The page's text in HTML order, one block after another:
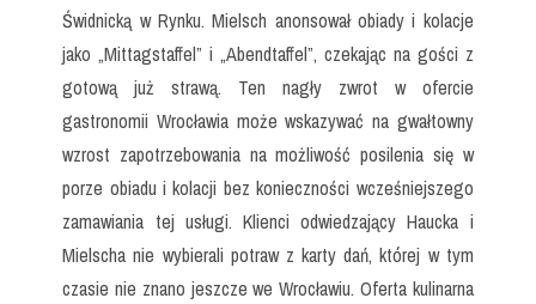
Świdnicką w Rynku. Mielsch anonsował obiady i kolacje
jako „Mittagstaffel” i „Abendtaffel”, czekając na gości z
gotową już strawą. Ten nagły zwrot w ofercie
gastronomii Wrocławia może wskazywać na gwałtowny
wzrost zapotrzebowania na możliwość posilenia się w
porze obiadu i kolacji bez konieczności wcześniejszego
zamawiania tej usługi. Klienci odwiedzający Haucka i
Mielscha nie wybierali potraw z karty dań, której w tym
czasie nie znano jeszcze we Wrocławiu. Oferta kulinarna